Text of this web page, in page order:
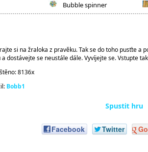
Bubble spinner
si na žraloka z pravěku. Tak se do toho pusťte a
a dostávejte se neustále dále. Vyvíjejte se. Vstupte
8136x
Bobb1
Spustit hru
Facebook Twitter